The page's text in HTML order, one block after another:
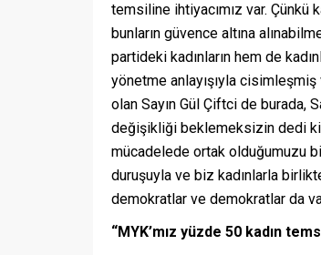
temsiline ihtiyacımız var.
bunların güvence altına
partideki kadınların hem de
yönetme anlayışıyla
olan Sayın Gül Çiftci de burada,
değişikliği beklemeksizin dedi ki
mücadelede ortak olduğumuzu
duruşuyla ve biz kadınlarla
demokratlar ve demokratlar da
“MYK’mız yüzde 50 kadın